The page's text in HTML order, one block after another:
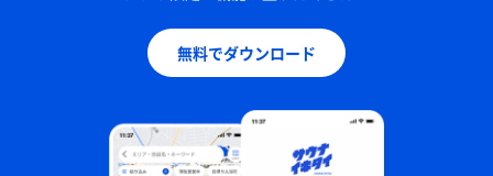
無料でダウンロード